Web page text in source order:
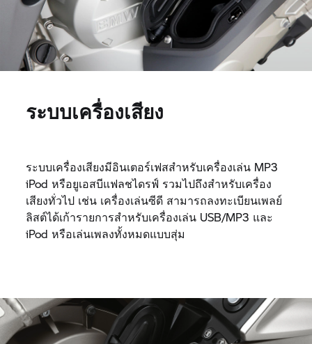
ระบบเครื่องเสียง
ระบบเครื่องเสียงมีอินเตอร์เฟสสำหรับเครื่องเล่น MP3
iPod หรือยูเอสบีแฟลชไดรฟ์ รวมไปถึงสำหรับเครื่อง
เสียงทั่วไป เช่น เครื่องเล่นซีดี สามารถลงทะเบียนเพลย์
ลิสต์ได้เก้ารายการสำหรับเครื่องเล่น USB/MP3 และ
iPod หรือเล่นเพลงทั้งหมดแบบสุ่ม